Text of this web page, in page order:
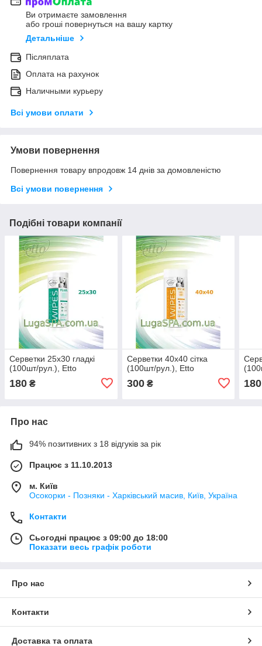
Ви отримаєте замовлення
або гроші повернуться на вашу картку
Детальніше
Післяплата
Оплата на рахунок
Наличными курьеру
Всі умови оплати
Умови повернення
Повернення товару впродовж 14 днів за домовленістю
Всі умови повернення
Подібні товари компанії
Серветки 25х30 гладкі
(100шт/рул.), Etto
180 ₴
Серветки 40х40 сітка
(100шт/рул.), Еtto
300₴ 180
Про нас
94% позитивних з 18 відгуків за рік
Працює з 11.10.2013
м. Київ
Осокорки - Позняки - Харківський масив, Київ, Україна
Контакти
Сьогодні працює з 09:00 до 18:00
Показати весь графік роботи
Про нас
Контакти
Доставка та оплата